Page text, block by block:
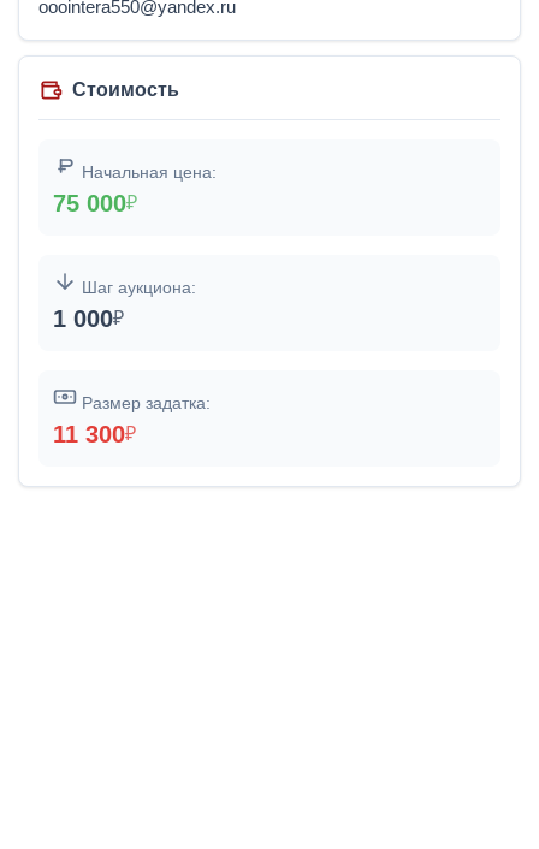
ooointera550@yandex.ru
Стоимость
Начальная цена:
75 000₽
Шаг аукциона:
1 000₽
Размер задатка:
11 300₽